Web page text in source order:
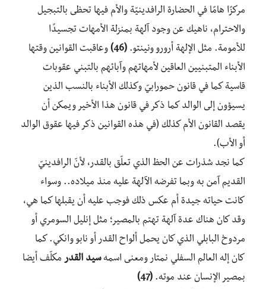
مركزًا هامًا في الحضارة الرافدينيّة والأم فيها تحظى بالتبجيل
والاحترام، ناهيك عن وجود آلهة بمنزلة الأمهات تجسيدًا
للأمومة. مثل الإلهة أرورو ونينتو. (46)
وعاقبت القوانين وقتها
الأبناء المتبنيين العاقين لأمهاتهم وآبائهم بالتبني عقوبات
قاسية كما في قانون حمورابيّ وكذلك الأبناء بالنسب الذين
يسيؤون إلى الوالد كما ذكر في قانون هذا الأخير ويمكن أن
يقصد القانون الأم كذلك (في هذه القوانين ذكر فيها عقوق الوالد
أو الأب).
كما نجد شذرات عن الحظ الذي تعلّق بالقدر، لأنّ الرافدينيّ
القديم آمن به وبما تفرضه الآلهة عليه منذ ميلاده.. وسواء
كانت حياته جيدة أم عكس ذلك فوجب عليه أن يقبلها كما هي،
وقد كان هناك عدة آلهة تهتم بالمصير؛ مثل إنليل السومري أو
مردوخ البابلي الذي كان يحمل ألواح القدر أو نابو وانكي. كما
كان إله العالم السفلي نمتار ومعنى اسمهسيد القدر مكلّف أيضا
بمصير الإنسان عند موته. (47)